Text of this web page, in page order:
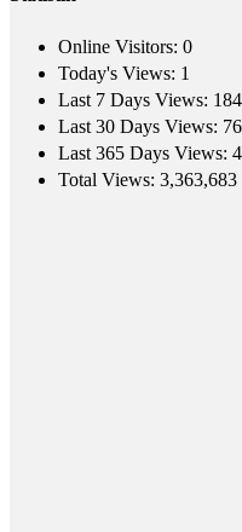
Online Visitors: 0
Today's Views: 1
Last 7 Days Views: 184
Last 30 Days Views:
Last 365 Days Views:
Total Views: 3,363,683